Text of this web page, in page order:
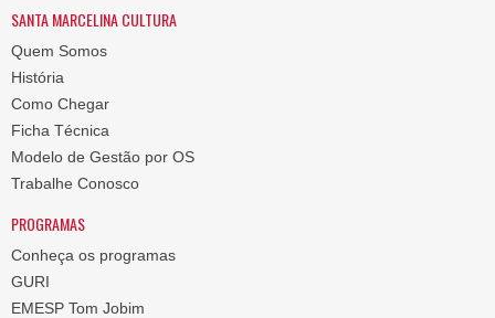
SANTA MARCELINA CULTURA
Quem Somos
História
Como Chegar
Ficha Técnica
Modelo de Gestão por OS
Trabalhe Conosco
PROGRAMAS
Conheça os programas
GURI
EMESP Tom Jobim